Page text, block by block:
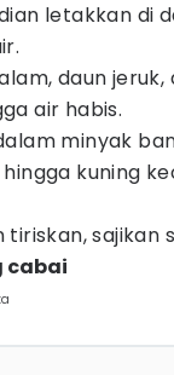
letakkan di
daun
air habis.
minyak
kuning
tiriskan, sajikan
cabai